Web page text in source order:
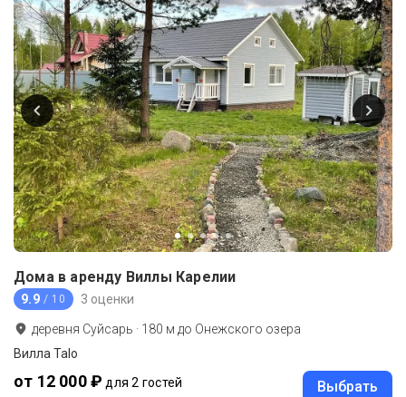
Дома в аренду Виллы Карелии
9.9 / 10 3 оценки
деревня Суйсарь · 180 м до Онежского озера
Вилла Talo
от 12 000 ₽ для 2 гостей Выбрать